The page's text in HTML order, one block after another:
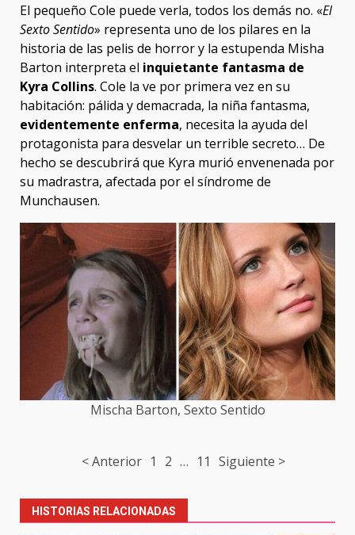
El pequeño Cole puede verla, todos los demás no. «El
Sexto Sentido» representa uno de los pilares en la
historia de las pelis de horror y la estupenda Misha
Barton interpreta el inquietante fantasma de
Kyra Collins. Cole la ve por primera vez en su
habitación: pálida y demacrada, la niña fantasma,
evidentemente enferma, necesita la ayuda del
protagonista para desvelar un terrible secreto… De
hecho se descubrirá que Kyra murió envenenada por
su madrastra, afectada por el síndrome de
Munchausen.
Mischa Barton, Sexto Sentido
< Anterior 1 2 … 11 Siguiente >
HISTORIAS RELACIONADAS